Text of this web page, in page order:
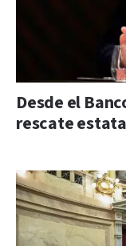
Desde el
rescate